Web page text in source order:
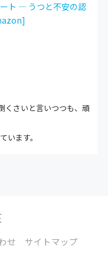
ト ― うつと不安の認
くさいと言いつつも、頑
います。
せ サイトマップ